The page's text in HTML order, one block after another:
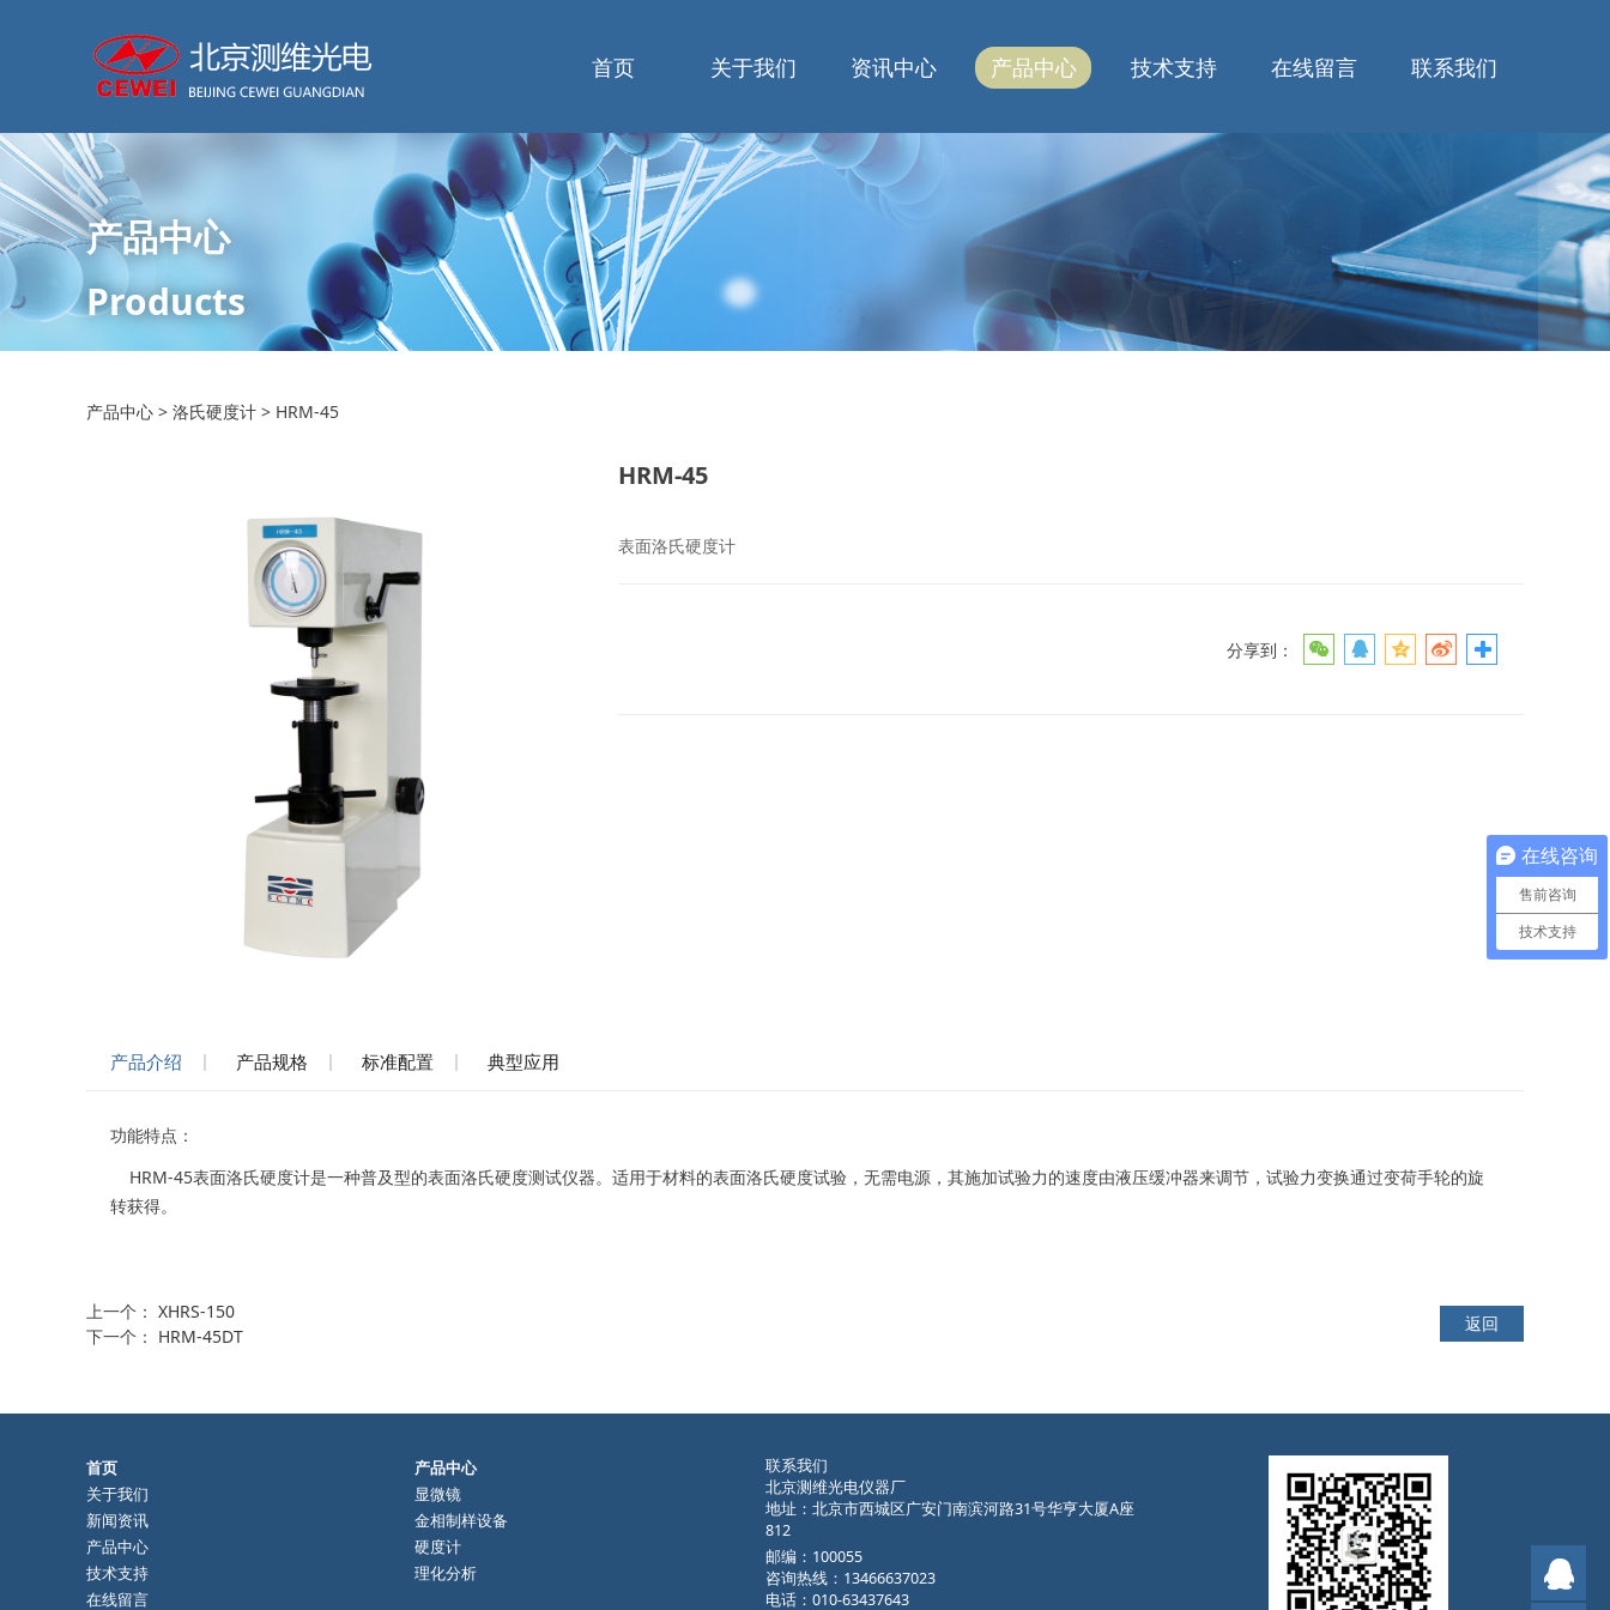
首页 关于我们 资讯中心 产品中心 技术支持 在线留言 联系我们
产品中心
Products
HRM-45
产品中心 > 洛氏硬度计 > HRM-45
HRM-45
表面洛氏硬度计
分享到：
产品介绍 产品规格 标准配置 典型应用
功能特点：
HRM-45表面洛氏硬度计是一种普及型的表面洛氏硬度测试仪器。适用于材料的表面洛氏硬度试验，无需电源，其施加试验力的速度由液压缓冲器来调节，试验力变换通过变荷手轮的旋
转获得。
上一个： XHRS-150
下一个： HRM-45DT
返回
首页
关于我们
新闻资讯
产品中心
技术支持
在线留言
产品中心
显微镜
金相制样设备
硬度计
理化分析
联系我们
北京测维光电仪器厂
地址：北京市西城区广安门南滨河路31号华亨大厦A座
812
邮编：100055
咨询热线：13466637023
电话：010-63437643
售
在线咨询
售前咨询
技术支持